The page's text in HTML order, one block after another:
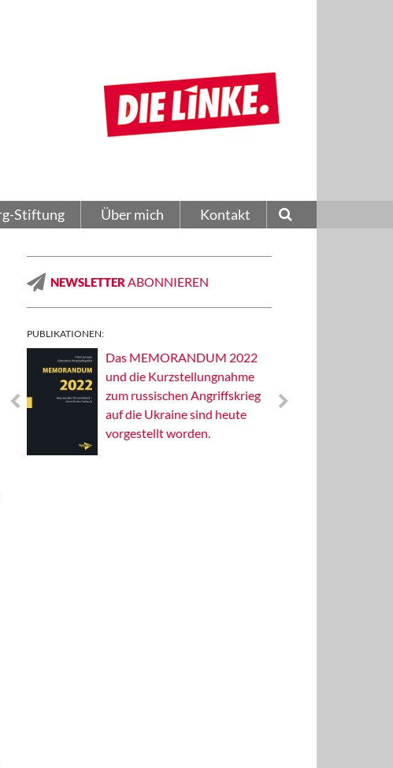
Stiftung Über mich Kontakt
NEWSLETTER ABONNIEREN
PUBLIKATIONEN:
Das MEMORANDUM 2022
und die Kurzstellungnahme
zum russischen Angriffskrieg
auf die Ukraine sind heute
vorgestellt worden.